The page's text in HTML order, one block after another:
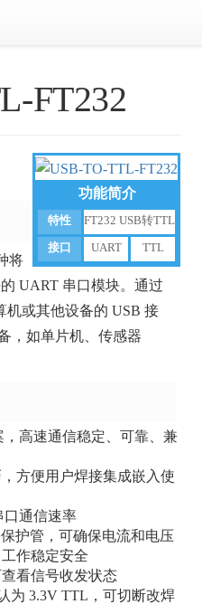
FT232
功能简介
特性 FT232 USB转TTL
接口 UART TTL
将
UART 串口模块。通过
机或其他设备的 USB 接
，如单片机、传感器
高速通信稳定、可靠、兼
方便用户焊接集成嵌入使
口通信速率
护管，可确保电流和电压
作稳定安全
看信号收发状态
为 3.3V TTL，可切断改焊